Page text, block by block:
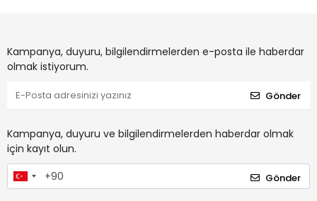
Kampanya, duyuru, bilgilendirmelerden e-posta ile haberdar
olmak istiyorum.
Gönder
Kampanya, duyuru ve bilgilendirmelerden haberdar olmak
için kayıt olun.
Gönder